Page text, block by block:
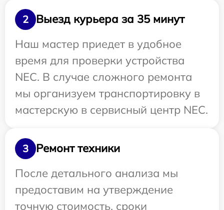
2
Выезд курьера за 35 минут
Наш мастер приедет в удобное
время для проверки устройства
NEC. В случае сложного ремонта
мы организуем транспортировку в
мастерскую в сервисный центр NEC.
3
Ремонт техники
После детального анализа мы
предоставим на утверждение
точную стоимость, сроки